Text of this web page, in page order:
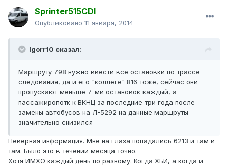
Sprinter515CDI
Опубликовано 11 января, 2014
Igorr10 сказал:
Маршруту 798 нужно ввести все остановки по трассе
следования, да и его "коллеге" 816 тоже, сейчас они
пропускают меньше 7-ми остановок каждый, а
пассажиропотк к ВКНЦ за последние три года после
замены автобусов на Л-5292 на данные маршруты
значительно снизился
Неверная информация. Мне на глаза попадались 6213 и там и
там. Было это в течении месяца точно.
Хотя ИМХО каждый день по разному. Когда ХБИ, а когда и